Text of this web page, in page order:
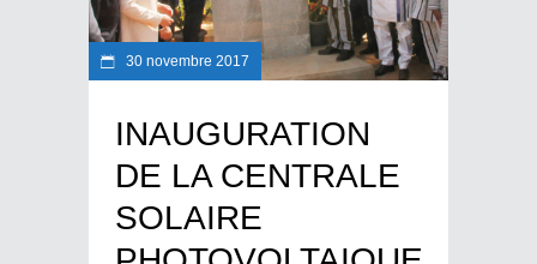
30 novembre 2017
INAUGURATION
DE LA CENTRALE
SOLAIRE